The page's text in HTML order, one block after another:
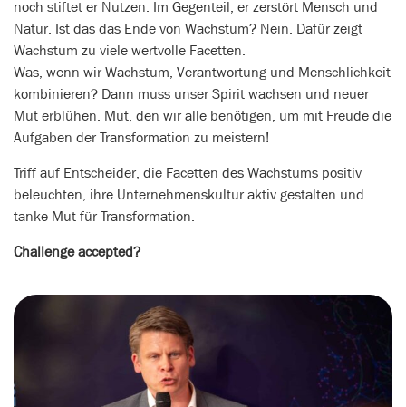
noch stiftet er Nutzen. Im Gegenteil, er zerstört Mensch und
Natur. Ist das das Ende von Wachstum? Nein. Dafür zeigt
Wachstum zu viele wertvolle Facetten.
Was, wenn wir Wachstum, Verantwortung und Menschlichkeit
kombinieren? Dann muss unser Spirit wachsen und neuer
Mut erblühen. Mut, den wir alle benötigen, um mit Freude die
Aufgaben der Transformation zu meistern!
Triff auf Entscheider, die Facetten des Wachstums positiv
beleuchten, ihre Unternehmenskultur aktiv gestalten und
tanke Mut für Transformation.
Challenge accepted?